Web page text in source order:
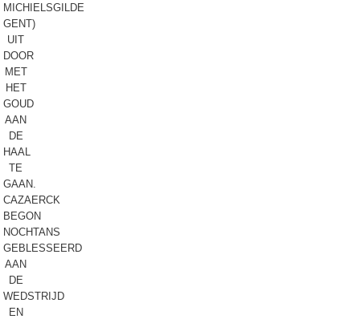
MICHIELSGILDE
GENT)
UIT
DOOR
MET
HET
GOUD
AAN
DE
HAAL
TE
GAAN.
CAZAERCK
BEGON
NOCHTANS
GEBLESSEERD
AAN
DE
WEDSTRIJD
EN